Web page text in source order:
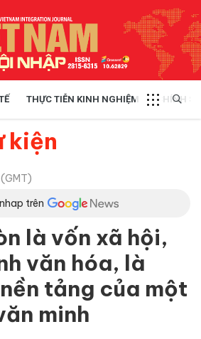
THỰC TIỄN KINH NGHIỆM CHÍNH
kiện
trên
là vốn xã hội,
văn hóa, là
tảng của một
minh